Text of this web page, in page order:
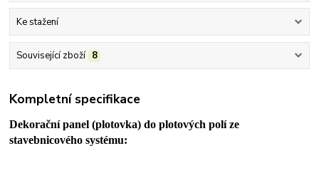
Ke stažení
Související zboží 8
Kompletní specifikace
Dekorační panel (plotovka) do plotových polí ze
stavebnicového systému: